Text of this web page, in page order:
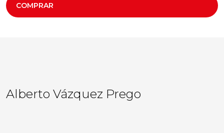
COMPRAR
Alberto Vázquez Prego